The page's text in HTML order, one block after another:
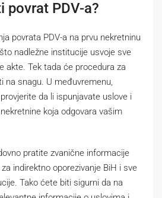
povrat PDV-a?
povrata PDV-a na prvu nekretninu
nadležne institucije usvoje sve
akte. Tek tada će procedura za
na snagu. U međuvremenu,
da li ispunjavate uslove i
koja odgovara vašim
pratite zvanične informacije
indirektno oporezivanje BiH i sve
Tako ćete biti sigurni da na